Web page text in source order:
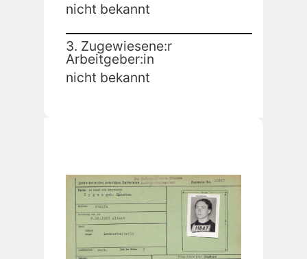
nicht bekannt
3. Zugewiesene:r
Arbeitgeber:in
nicht bekannt